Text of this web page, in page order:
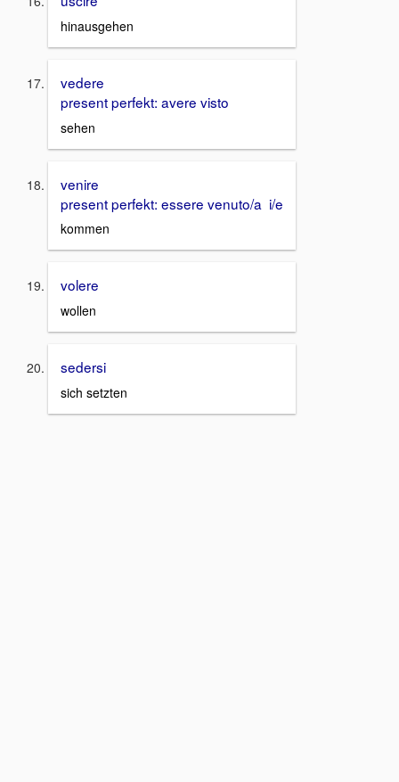
hinausgehen
vedere
present perfekt: avere visto
sehen
venire
present perfekt: essere venuto/a i/e
kommen
volere
wollen
sedersi
sich setzten